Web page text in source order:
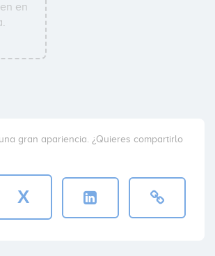
en
gran apariencia. ¿Quieres compartirlo
X